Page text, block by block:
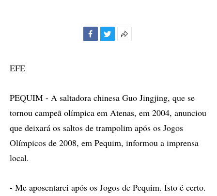
EFE
PEQUIM - A saltadora chinesa Guo Jingjing, que se
tornou campeã olímpica em Atenas, em 2004, anunciou
que deixará os saltos de trampolim após os Jogos
Olímpicos de 2008, em Pequim, informou a imprensa
local.
- Me aposentarei após os Jogos de Pequim. Isto é certo.